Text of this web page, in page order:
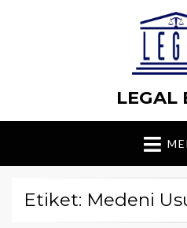
LEGAL
Etiket: Medeni